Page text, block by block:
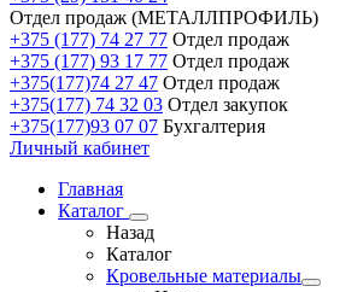
Отдел продаж (МЕТАЛЛПРОФИЛЬ)
+375 (177) 74 27 77 Отдел продаж
+375 (177) 93 17 77 Отдел продаж
+375(177)74 27 47 Отдел продаж
+375(177) 74 32 03 Отдел закупок
+375(177)93 07 07 Бухгалтерия
Личный кабинет
Главная
Каталог
Назад
Каталог
Кровельные материалы